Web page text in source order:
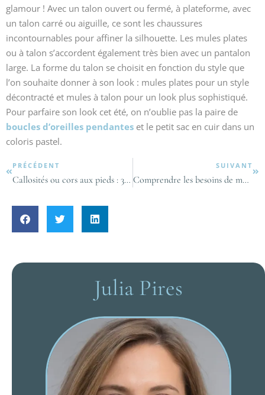
glamour ! Avec un talon ouvert ou fermé, à plateforme, avec
un talon carré ou aiguille, ce sont les chaussures
incontournables pour affiner la silhouette. Les mules plates
ou à talon s’accordent également très bien avec un pantalon
large. La forme du talon se choisit en fonction du style que
l’on souhaite donner à son look : mules plates pour un style
décontracté et mules à talon pour un look plus sophistiqué.
Pour parfaire son look cet été, on n’oublie pas la paire de
boucles d’oreilles pendantes et le petit sac en cuir dans un
coloris pastel.
PRÉCÉDENT
Callosités ou cors aux pieds : 3 étapes simples pour s’en débarrasser
SUIVANT
Comprendre les besoins de ma peau : le diagnostic anti-âge
Julia Pires